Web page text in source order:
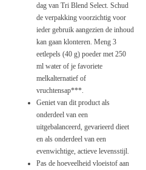
dag van Tri Blend Select. Schud
de verpakking voorzichtig voor
ieder gebruik aangezien de inhoud
kan gaan klonteren. Meng 3
eetlepels (40 g) poeder met 250
ml water of je favoriete
melkalternatief of
vruchtensap***.
Geniet van dit product als
onderdeel van een
uitgebalanceerd, gevarieerd dieet
en als onderdeel van een
evenwichtige, actieve levensstijl.
Pas de hoeveelheid vloeistof aan